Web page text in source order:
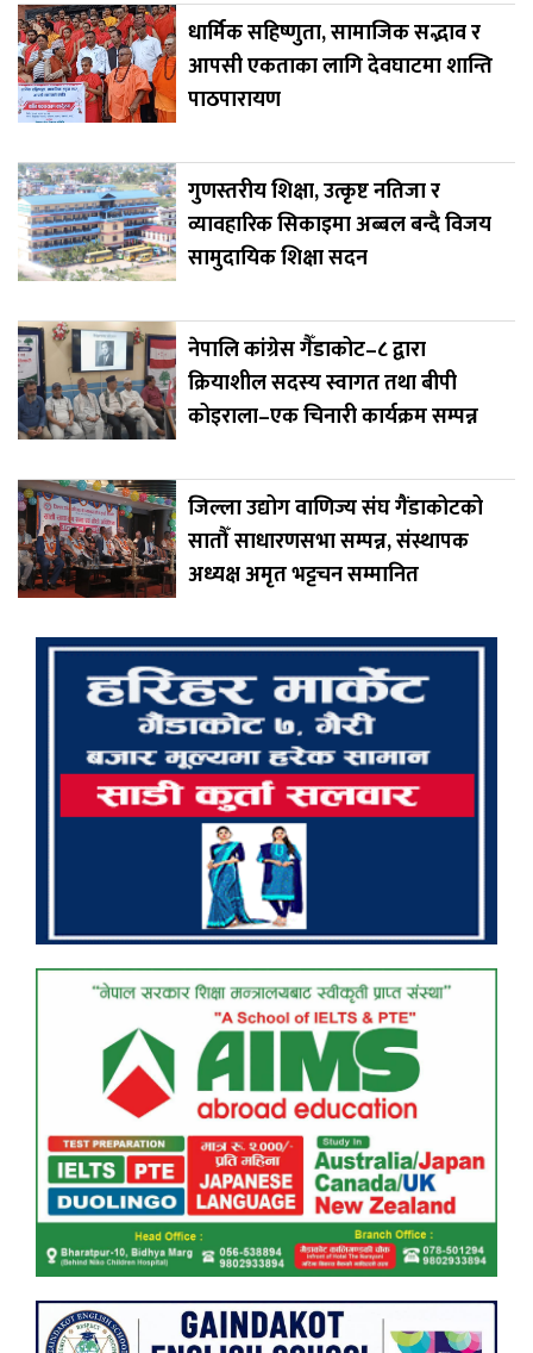
धार्मिक सहिष्णुता, सामाजिक सद्भाव र
आपसी एकताका लागि देवघाटमा शान्ति
पाठपारायण
गुणस्तरीय शिक्षा, उत्कृष्ट नतिजा र
व्यावहारिक सिकाइमा अब्बल बन्दै विजय
सामुदायिक शिक्षा सदन
नेपालि कांग्रेस गैँडाकोट–८ द्वारा
क्रियाशील सदस्य स्वागत तथा बीपी
कोइराला–एक चिनारी कार्यक्रम सम्पन्न
जिल्ला उद्योग वाणिज्य संघ गैंडाकोटको
सातौँ साधारणसभा सम्पन्न, संस्थापक
अध्यक्ष अमृत भट्टचन सम्मानित